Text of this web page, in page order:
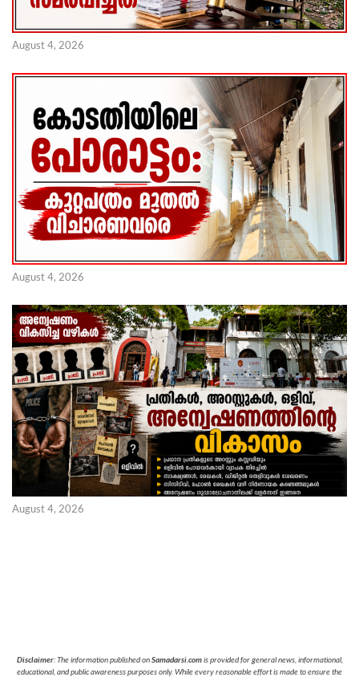
August 4, 2026
August 4, 2026
August 4, 2026
Disclaimer: The information published onSamadarsi.comis provided for general news, informational,
educational, and public awareness purposes only. While every reasonable effort is made to ensure the